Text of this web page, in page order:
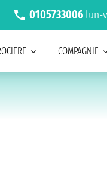
0105733006 lun-
COMPAGNIE